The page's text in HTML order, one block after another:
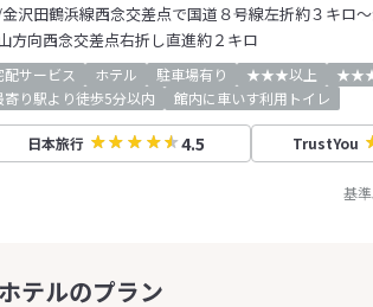
沢田鶴浜線西念交差点で国道８号線左折約３キロ
方向西念交差点右折し直進約２キロ
配サービス ホテル 駐車場有り ★★★以上
寄り駅より徒歩5分以内
館内に車いす利用トイレ
日本旅行 4.5 TrustYou
基